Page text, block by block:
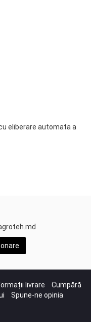
eliberare automata a
livrare
Cumpără
Spune-ne opinia